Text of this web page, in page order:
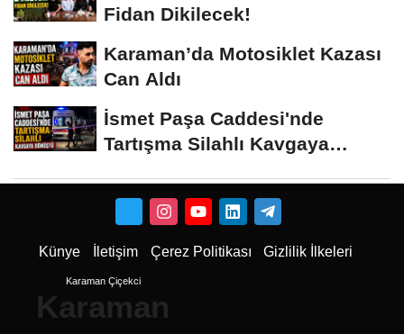
Fidan Dikilecek!
Karaman’da Motosiklet Kazası
Can Aldı
İsmet Paşa Caddesi'nde
Tartışma Silahlı Kavgaya
Künye İletişim Çerez Politikası Gizlilik İlkeleri
Karaman Çiçekci
Karaman